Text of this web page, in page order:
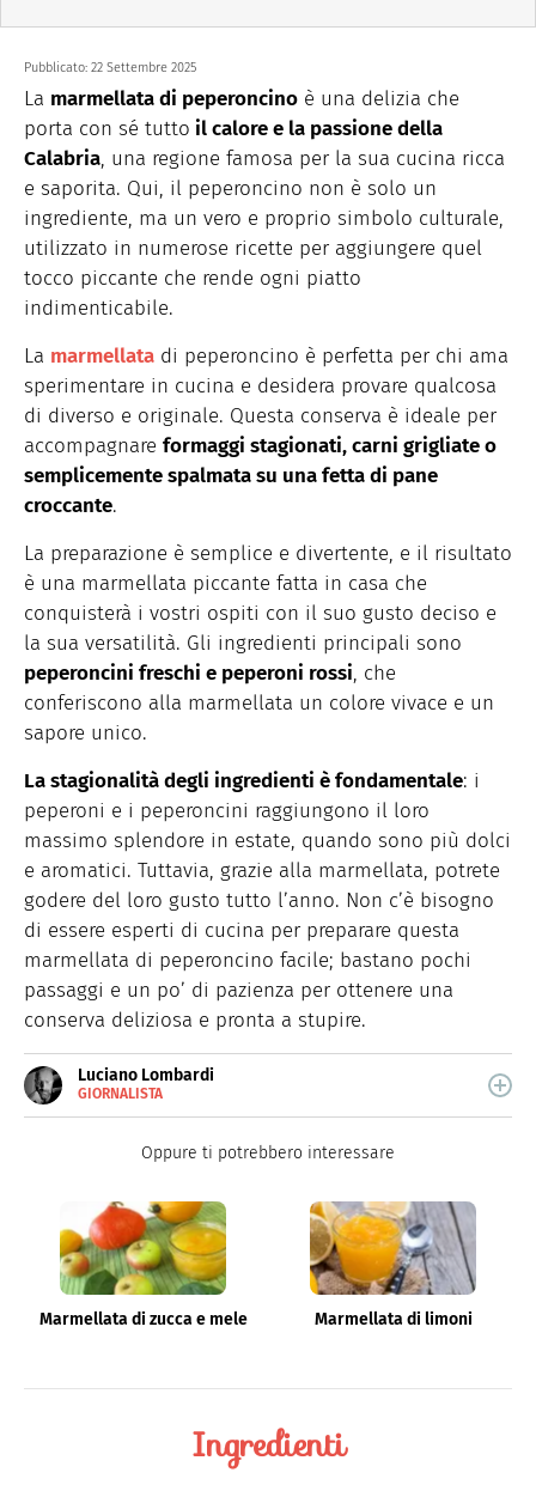
Pubblicato: 22 Settembre 2025
La marmellatadi peperoncino è una delizia che
porta con sé tutto ilcaloree la passionedella
Calabria, una regione famosa per la sua cucina ricca
e saporita. Qui, il peperoncino non è solo un
ingrediente, ma un vero e proprio simbolo culturale,
utilizzato in numerose ricette per aggiungere quel
tocco piccante che rende ogni piatto
indimenticabile.
La marmellata di peperoncino è perfetta per chi ama
sperimentare in cucina e desidera provare qualcosa
di diverso e originale. Questa conserva è ideale per
accompagnare formaggi stagionati,carni grigliateo
semplicementespalmatasu unafetta di pane
croccante.
La preparazione è semplice e divertente, e il risultato
è una marmellata piccante fatta in casa che
conquisterà i vostri ospiti con il suo gusto deciso e
la sua versatilità. Gli ingredienti principali sono
peperoncini freschi e peperoni rossi, che
conferiscono alla marmellata un colore vivace e un
sapore unico.
Lastagionalitàdegli ingredienti èfondamentale: i
peperoni e i peperoncini raggiungono il loro
massimo splendore in estate, quando sono più dolci
e aromatici. Tuttavia, grazie alla marmellata, potrete
godere del loro gusto tutto l’anno. Non c’è bisogno
di essere esperti di cucina per preparare questa
marmellata di peperoncino facile; bastano pochi
passaggi e un po’ di pazienza per ottenere una
conserva deliziosa e pronta a stupire.
Luciano Lombardi
GIORNALISTA
Giornalista professionista, oggi si occupa
Oppure ti potrebbero interessare
Marmellata di zucca e mele Marmellata di limoni
Ingredienti